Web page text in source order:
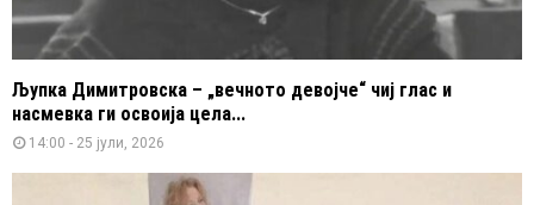
Љупка Димитровска – „вечното девојче“ чиј глас и
насмевка ги освоија цела...
14:00 - 25 јули, 2026